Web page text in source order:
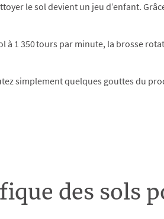
le sol devient un jeu d’enfant.
1 350 tours par minute, la brosse
simplement quelques gouttes du
des sols